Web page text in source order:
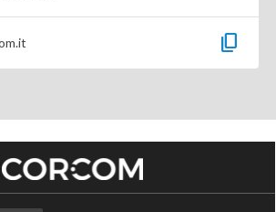
content_copy